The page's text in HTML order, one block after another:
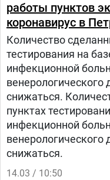
работы пунктов
коронавирус в
Количество
тестирования на
инфекционной
венерологического
снижаться.
пунктах
инфекционной
венерологического
снижаться.
14.03 / 10:50